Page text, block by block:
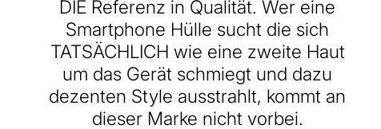
DIE Referenz in Qualität. Wer eine
Smartphone Hülle sucht die sich
TATSÄCHLICH wie eine zweite Haut
um das Gerät schmiegt und dazu
dezenten Style ausstrahlt, kommt an
dieser Marke nicht vorbei.